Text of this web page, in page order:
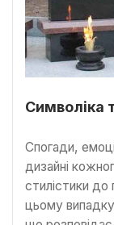
Символіка
Спогади,
дизайні
стилістики до
цьому